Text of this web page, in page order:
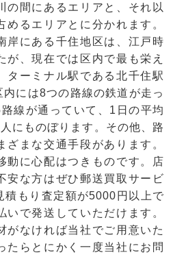
の間にあるエリアと、それ以
るエリアとに分かれます。
岸にある千住地区は、江戸時
が、現在では区内で最も栄え
ターミナル駅である北千住駅
には8つの路線の鉄道が走っ
線が通っていて、1日の平均
にものぼります。その他、路
まな交通手段があります。
動に心配はつきものです。店
安な方はぜひ郵送買取サービ
積もり査定額が5000円以上で
いで発送していただけます。
がなければ当社でご用意いた
たらとにかく一度当社にお問